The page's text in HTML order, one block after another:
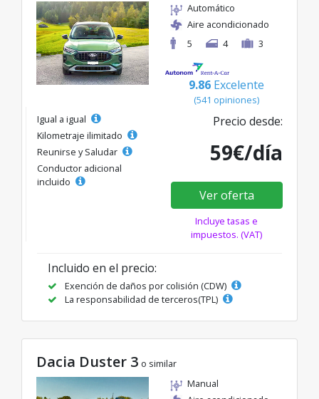
Automático
Aire acondicionado
5
4 3
9.86 Excelente
(541 opiniones)
Igual a igual
Kilometraje ilimitado
Reunirse y Saludar
Conductor adicional
incluido
Precio desde:
59€/día
Ver oferta
Incluye tasas e
impuestos. (VAT)
Incluido en el precio:
Exención de daños por colisión (CDW)
La responsabilidad de terceros(TPL)
Dacia Duster 3 o similar
Manual